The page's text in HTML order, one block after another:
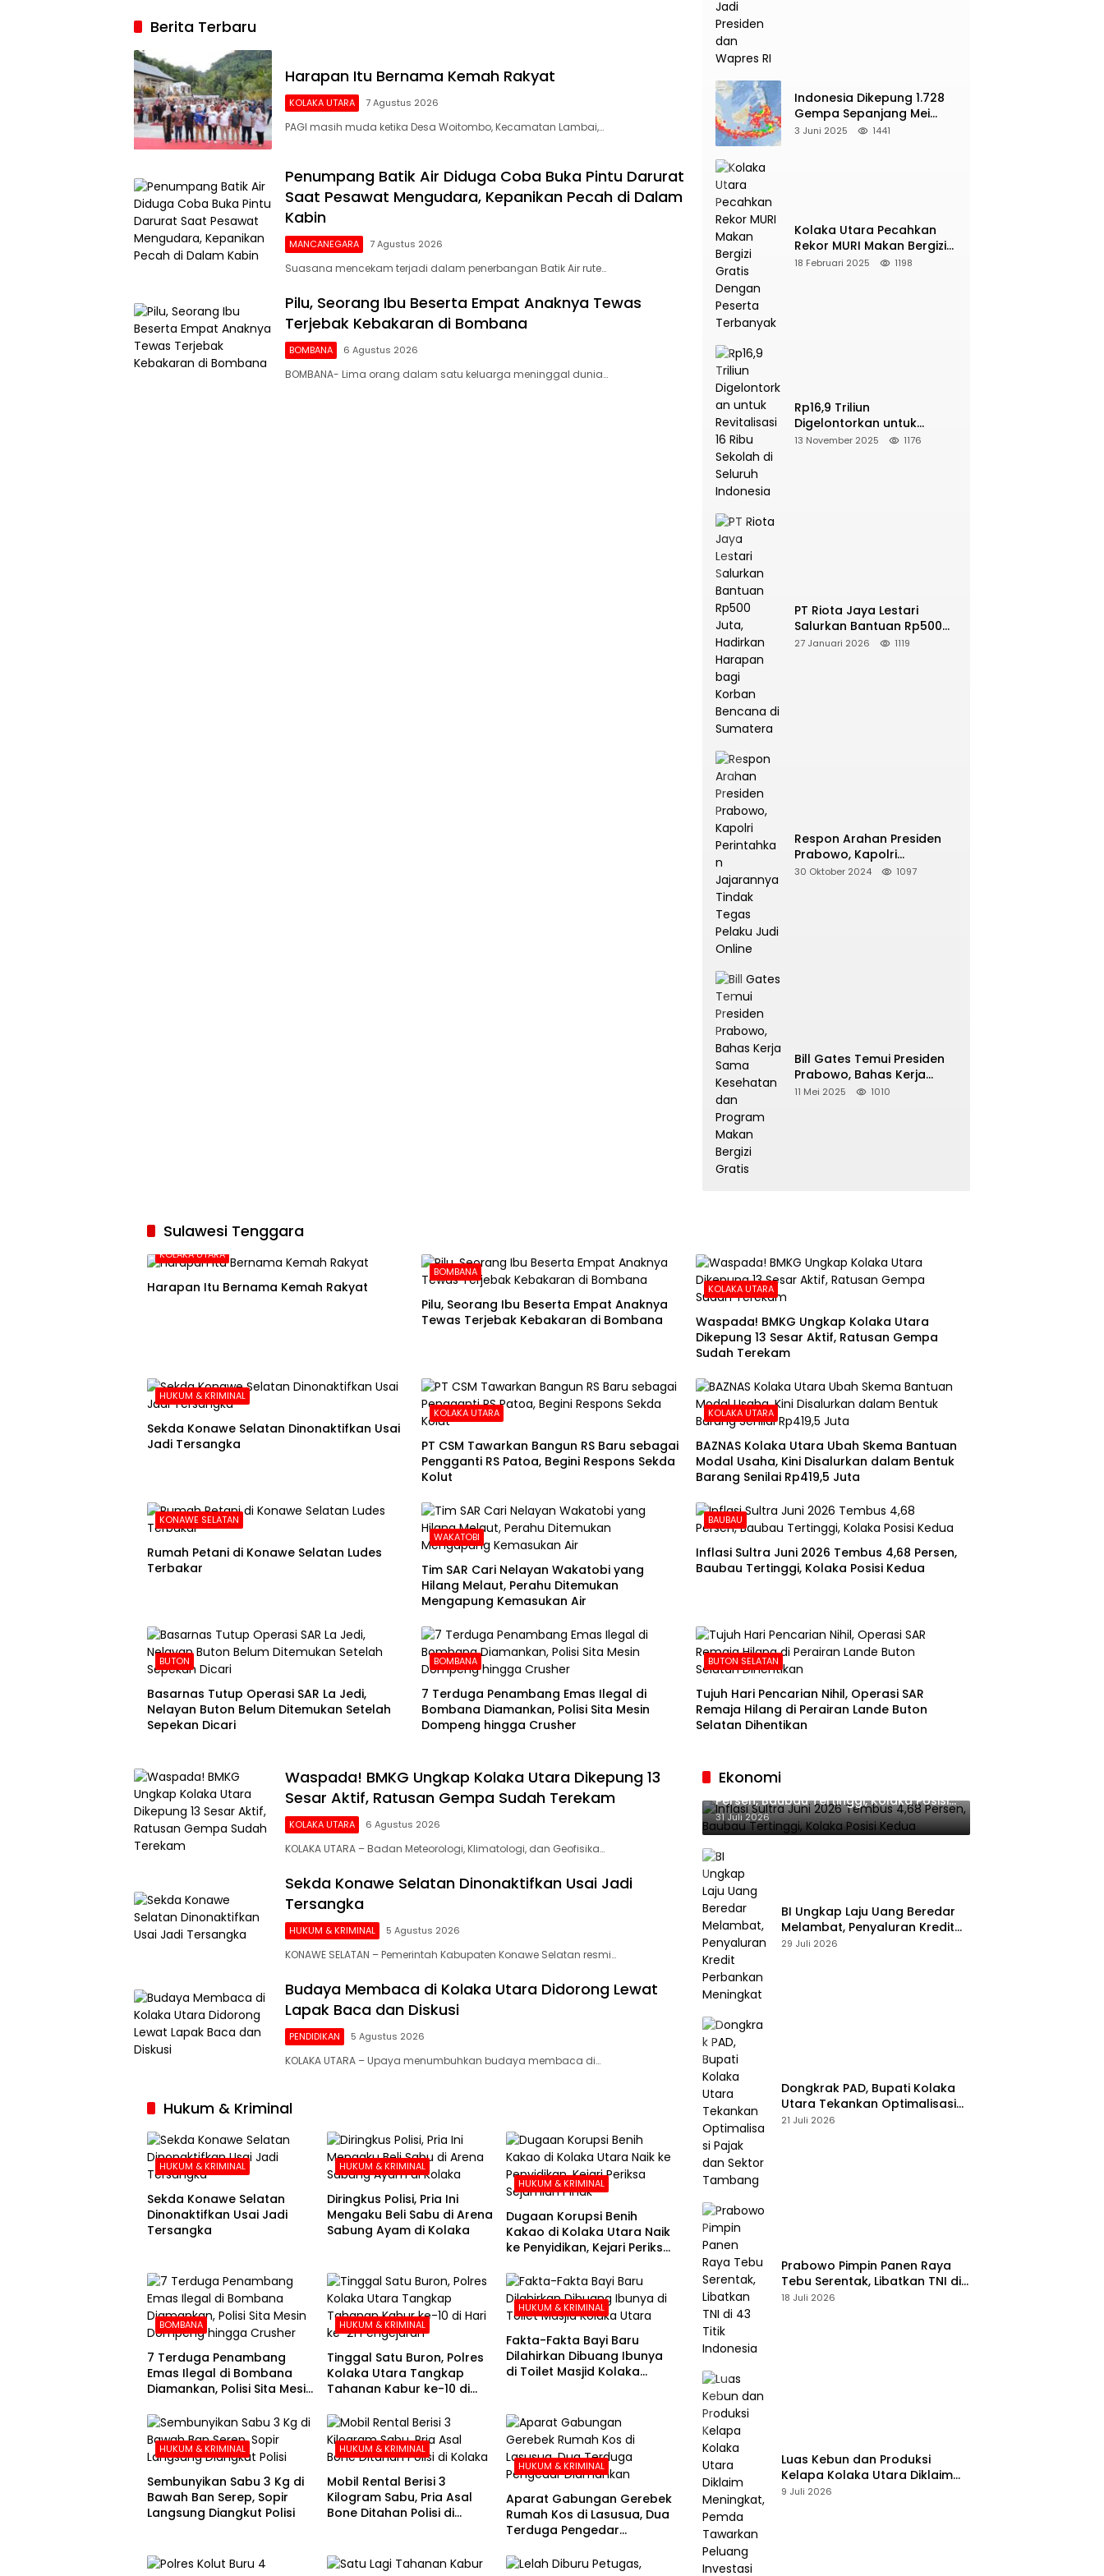
Berita Terbaru
Harapan Itu Bernama Kemah Rakyat
KOLAKA UTARA 7 Agustus 2026
PAGI masih muda ketika Desa Woitombo, Kecamatan Lambai,…
Penumpang Batik Air Diduga Coba Buka Pintu Darurat
Saat Pesawat Mengudara, Kepanikan Pecah di Dalam
Kabin
MANCANEGARA 7 Agustus 2026
Suasana mencekam terjadi dalam penerbangan Batik Air rute…
Pilu, Seorang Ibu Beserta Empat Anaknya Tewas
Terjebak Kebakaran di Bombana
BOMBANA 6 Agustus 2026
BOMBANA- Lima orang dalam satu keluarga meninggal dunia…
Indonesia Dikepung 1.728
Gempa Sepanjang Mei
2025, Berikut Wilayah Yang
3 Juni 2025 1441
Kolaka Utara Pecahkan
Rekor MURI Makan Bergizi
Gratis Dengan Peserta
18 Februari 2025 1198
Rp16,9 Triliun
Digelontorkan untuk
Revitalisasi 16 Ribu Sekolah
13 November 2025 1176
PT Riota Jaya Lestari
Salurkan Bantuan Rp500
Juta, Hadirkan Harapan
27 Januari 2026 1119
Respon Arahan Presiden
Prabowo, Kapolri
Perintahkan Jajarannya
30 Oktober 2024 1097
Bill Gates Temui Presiden
Prabowo, Bahas Kerja
Sama Kesehatan dan
11 Mei 2025 1010
Sulawesi Tenggara
KOLAKA UTARA
Harapan Itu Bernama Kemah Rakyat
BOMBANA
Pilu, Seorang Ibu Beserta Empat Anaknya
Tewas Terjebak Kebakaran di Bombana
KOLAKA UTARA
Waspada! BMKG Ungkap Kolaka Utara
Dikepung 13 Sesar Aktif, Ratusan Gempa
Sudah Terekam
HUKUM & KRIMINAL
Sekda Konawe Selatan Dinonaktifkan Usai
Jadi Tersangka
KOLAKA UTARA
PT CSM Tawarkan Bangun RS Baru sebagai
Pengganti RS Patoa, Begini Respons Sekda
Kolut
KOLAKA UTARA
BAZNAS Kolaka Utara Ubah Skema Bantuan
Modal Usaha, Kini Disalurkan dalam Bentuk
Barang Senilai Rp419,5 Juta
KONAWE SELATAN
Rumah Petani di Konawe Selatan Ludes
Terbakar
WAKATOBI
Tim SAR Cari Nelayan Wakatobi yang
Hilang Melaut, Perahu Ditemukan
Mengapung Kemasukan Air
BAUBAU
Inflasi Sultra Juni 2026 Tembus 4,68 Persen,
Baubau Tertinggi, Kolaka Posisi Kedua
BUTON
Basarnas Tutup Operasi SAR La Jedi,
Nelayan Buton Belum Ditemukan Setelah
Sepekan Dicari
BOMBANA
7 Terduga Penambang Emas Ilegal di
Bombana Diamankan, Polisi Sita Mesin
Dompeng hingga Crusher
BUTON SELATAN
Tujuh Hari Pencarian Nihil, Operasi SAR
Remaja Hilang di Perairan Lande Buton
Selatan Dihentikan
Waspada! BMKG Ungkap Kolaka Utara Dikepung 13
Sesar Aktif, Ratusan Gempa Sudah Terekam
KOLAKA UTARA 6 Agustus 2026
KOLAKA UTARA – Badan Meteorologi, Klimatologi, dan Geofisika…
Sekda Konawe Selatan Dinonaktifkan Usai Jadi
Tersangka
HUKUM & KRIMINAL 5 Agustus 2026
KONAWE SELATAN – Pemerintah Kabupaten Konawe Selatan resmi…
Budaya Membaca di Kolaka Utara Didorong Lewat
Lapak Baca dan Diskusi
PENDIDIKAN 5 Agustus 2026
KOLAKA UTARA – Upaya menumbuhkan budaya membaca di…
Hukum & Kriminal
HUKUM & KRIMINAL
Sekda Konawe Selatan
Dinonaktifkan Usai Jadi
Tersangka
HUKUM & KRIMINAL
Diringkus Polisi, Pria Ini
Mengaku Beli Sabu di Arena
Sabung Ayam di Kolaka
HUKUM & KRIMINAL
Dugaan Korupsi Benih
Kakao di Kolaka Utara Naik
ke Penyidikan, Kejari Periksa
BOMBANA
7 Terduga Penambang
Emas Ilegal di Bombana
Diamankan, Polisi Sita Mesin
HUKUM & KRIMINAL
Tinggal Satu Buron, Polres
Kolaka Utara Tangkap
Tahanan Kabur ke-10 di
HUKUM & KRIMINAL
Fakta-Fakta Bayi Baru
Dilahirkan Dibuang Ibunya
di Toilet Masjid Kolaka
HUKUM & KRIMINAL
Sembunyikan Sabu 3 Kg di
Bawah Ban Serep, Sopir
Langsung Diangkut Polisi
HUKUM & KRIMINAL
Mobil Rental Berisi 3
Kilogram Sabu, Pria Asal
Bone Ditahan Polisi di
HUKUM & KRIMINAL
Aparat Gabungan Gerebek
Rumah Kos di Lasusua, Dua
Terduga Pengedar
Ekonomi
Inflasi Sultra Juni 2026 Tembus 4,68
Persen, Baubau Tertinggi, Kolaka Posisi
Kedua
31 Juli 2026
BI Ungkap Laju Uang Beredar
Melambat, Penyaluran Kredit
Perbankan Meningkat
29 Juli 2026
Dongkrak PAD, Bupati Kolaka
Utara Tekankan Optimalisasi
Pajak dan Sektor Tambang
21 Juli 2026
Prabowo Pimpin Panen Raya
Tebu Serentak, Libatkan TNI di
43 Titik Indonesia
18 Juli 2026
Luas Kebun dan Produksi
Kelapa Kolaka Utara Diklaim
Meningkat, Pemda Tawarkan
9 Juli 2026